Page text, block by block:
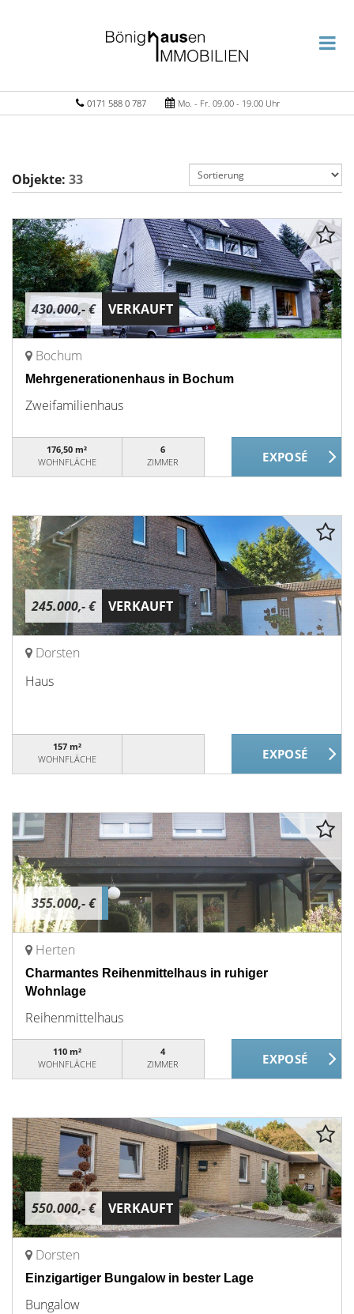
0171 588 0 787 Mo. - Fr. 09.00 - 19.00 Uhr
Objekte: 33
430.000,- € VERKAUFT
Bochum
Mehrgenerationenhaus in Bochum
Zweifamilienhaus
176,50 m²
WOHNFLÄCHE
6
ZIMMER
245.000,- € VERKAUFT
Dorsten
Haus
157 m²
WOHNFLÄCHE
355.000,- €
Herten
Charmantes Reihenmittelhaus in ruhiger
Wohnlage
Reihenmittelhaus
110 m²
WOHNFLÄCHE
4
ZIMMER
550.000,- € VERKAUFT
Dorsten
Einzigartiger Bungalow in bester Lage
Bungalow